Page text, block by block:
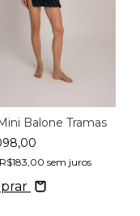
Balone Tramas
R$183,00 sem juros